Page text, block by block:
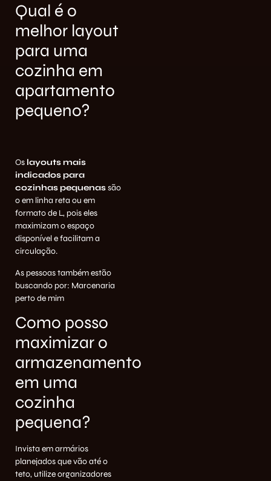
Qual é o
melhor layout
para uma
cozinha em
apartamento
pequeno?
Os layouts mais
indicados para
cozinhas pequenassão
o em linha reta ou em
formato de L, pois eles
maximizam o espaço
disponível e facilitam a
circulação.
As pessoas também estão
buscando por: Marcenaria
perto de mim
Como posso
maximizar o
armazenamento
em uma
cozinha
pequena?
Invista emarmários
planejadosque vão até o
teto, utilize organizadores